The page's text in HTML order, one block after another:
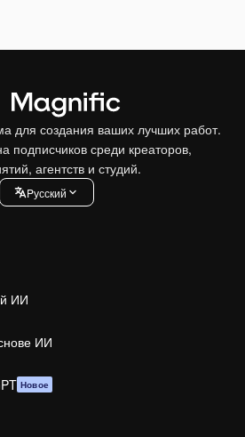
для создания ваших лучших работ.
подписчиков среди креаторов,
агентств и студий.
Pусский
ИИ
ИИ
Новое